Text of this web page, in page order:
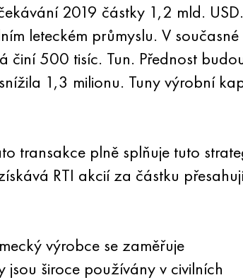
2019 částky 1,2 mld. USD.
leteckém průmyslu. V
činí 500 tisíc. Tun. Přednost
1,3 milionu. Tuny výrobní
transakce plně splňuje tuto
RTI akcií za částku
výrobce se zaměřuje
jsou široce používány v civilních